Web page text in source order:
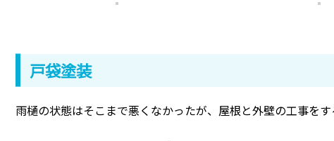
戸袋塗装
雨樋の状態はそこまで悪くなかったが、屋根と外壁の工事を